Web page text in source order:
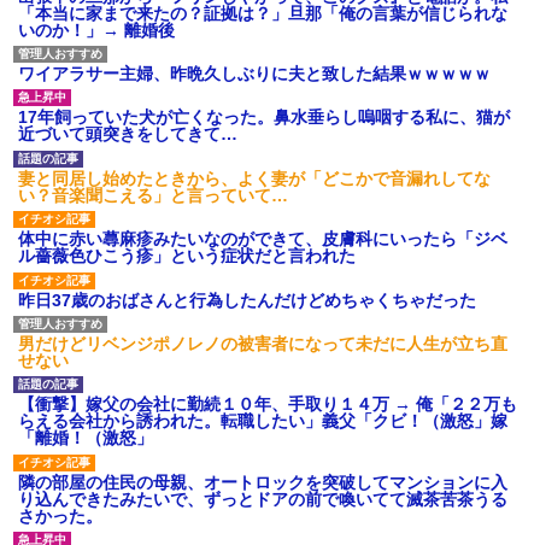
「2年間、たぶん1日4回は握っ
てた」ラスベガスで買った3,000
円のキーホルダーを調べたら
ハードオフに売っていた4万
4000円のフィギュアがヤバすぎ
るｗｗｗｗｗｗ「こんな高い
の？ｗｗ」「逆に超安い」
私「ちょっと、人の家の金庫
触らないでよ！」キチママ『そ
こに金庫があったから、開けて
みようとしただけ☆』義兄「泥
は出てけ！二度と来るな！」結
果・・・
私「初めて飲む味だけどなん
のお茶？」彼「ちっ！」私「」
【GIF】JSのカンチョーワロ
タ
後続車にクラクションを鳴ら
され彼氏が逆切れ。「何クラク
ション鳴らしてんだ！降りてこ
いよ！」と怒鳴りだし...
【衝撃】報酬100万円超の治験
募集がこちらｗｗｗｗｗ(※画像
あり)
【ネット騒然】惨殺されたタ
ワマン頂き女子のこの動画、す
げえええええｗｗｗｗｗｗｗｗ
ｗｗｗ
彼女と結婚の話をしていた時
に言われたことが衝撃だった
みたよ
「本当に家まで来たの？証拠は？」旦那「俺の言葉が信じられな
いのか！」→ 離婚後
ワイアラサー主婦、昨晩久しぶりに夫と致した結果ｗｗｗｗｗ
17年飼っていた犬が亡くなった。鼻水垂らし嗚咽する私に、猫が
近づいて頭突きをしてきて…
妻と同居し始めたときから、よく妻が「どこかで音漏れしてな
い？音楽聞こえる」と言っていて…
体中に赤い蕁麻疹みたいなのができて、皮膚科にいったら「ジベ
ル薔薇色ひこう疹」という症状だと言われた
昨日37歳のおばさんと行為したんだけどめちゃくちゃだった
男だけどリベンジポノレノの被害者になって未だに人生が立ち直
せない
【衝撃】嫁父の会社に勤続１０年、手取り１４万 → 俺「２２万も
らえる会社から誘われた。転職したい」義父「クビ！（激怒」嫁
「離婚！（激怒」
隣の部屋の住民の母親、オートロックを突破してマンションに入
り込んできたみたいで、ずっとドアの前で喚いてて滅茶苦茶うる
さかった。